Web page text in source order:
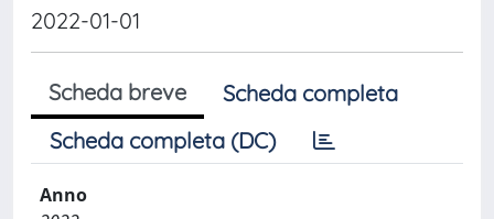
2022-01-01
Scheda breve
Scheda completa
Scheda completa (DC)
Anno